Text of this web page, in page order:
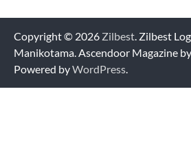
Copyright © 2026 Zilbest. Zilbest
Manikotama. Ascendoor Magazine by
Powered byWordPress.